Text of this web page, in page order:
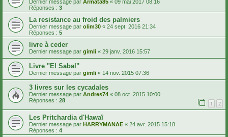
Dernier message par Armata85 « 09 mai 2017 08:16
Réponses : 3
La resistance au froid des palmiers
Dernier message par olim30 « 24 sept. 2016 21:34
Réponses : 5
livre à ceder
Dernier message par gimli « 29 janv. 2016 15:57
Livre "El Sabal"
Dernier message par gimli « 14 nov. 2015 07:36
3 livres sur les cycadales
Dernier message par Andres74 « 08 oct. 2015 10:00
Réponses : 28 1 2
Les Pritchardia d'Hawaï
Dernier message par HARRYMANAE « 24 avr. 2015 15:18
Réponses : 4